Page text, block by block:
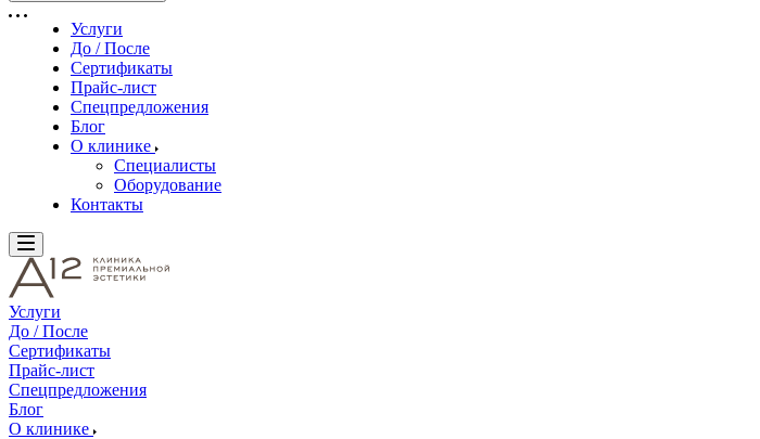
Услуги
До / После
Сертификаты
Прайс-лист
Спецпредложения
Блог
О клинике
Специалисты
Оборудование
Контакты
Услуги
До / После
Сертификаты
Прайс-лист
Спецпредложения
Блог
О клинике